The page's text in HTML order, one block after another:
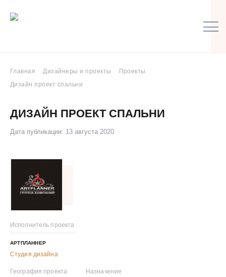
Главная Дизайнеры и проекты
Проекты
Дизайн проект спальни
ДИЗАЙН ПРОЕКТ СПАЛЬНИ
Дата публикации: 13 августа 2020
Исполнитель проекта
АРТПЛАННЕР
Студия дизайна
География проекта Назначение